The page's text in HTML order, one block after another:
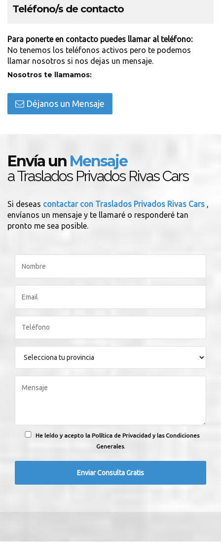
Teléfono/s de contacto
Para ponerte en contacto puedes llamar al teléfono:
No tenemos los teléfonos activos pero te podemos
llamar nosotros si nos dejas un mensaje.
Nosotros te llamamos:
Déjanos un Mensaje
Envía un Mensaje
a Traslados Privados Rivas Cars
Si deseas contactar con Traslados Privados Rivas Cars ,
envíanos un mensaje y te llamaré o responderé tan
pronto me sea posible.
He leído y acepto la Política de Privacidad y las Condiciones
Generales.